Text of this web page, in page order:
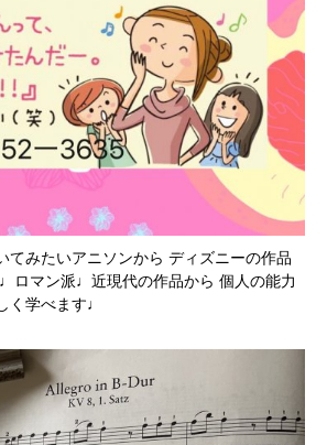
てみたいアニソンから ディズニーの作品
マン派♩近現代の作品から 個人の能力
く学べます♩